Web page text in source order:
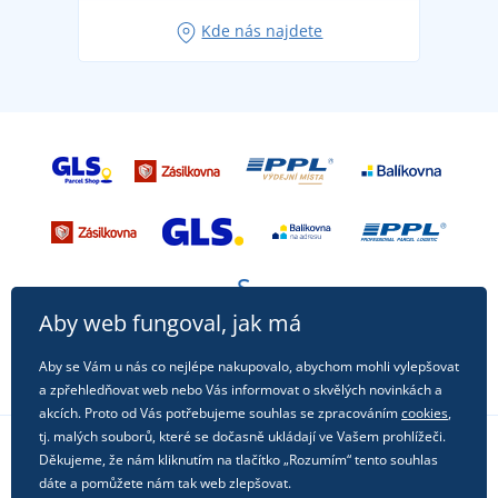
Kde nás najdete
Sledujte nás na sociálních sítích
Aby web fungoval, jak má
Aby se Vám u nás co nejlépe nakupovalo, abychom mohli vylepšovat
a zpřehledňovat web nebo Vás informovat o skvělých novinkách a
akcích. Proto od Vás potřebujeme souhlas se zpracovánímcookies,
tj. malých souborů, které se dočasně ukládají ve Vašem prohlížeči.
Děkujeme, že nám kliknutím na tlačítko „Rozumím“ tento souhlas
dáte a pomůžete nám tak web zlepšovat.